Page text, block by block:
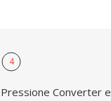
4
Pressione Converter e